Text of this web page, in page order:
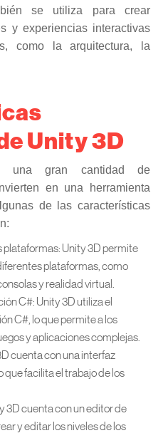
se utiliza para crear
y experiencias interactivas
como la arquitectura, la
Unity 3D
una gran cantidad de
en una herramienta
de las características
Unity 3D permite
plataformas, como
y realidad virtual.
C#: Unity 3D utiliza el
C#, lo que permite a los
y aplicaciones complejas.
cuenta con una interfaz
que facilita el trabajo de los
3D cuenta con un editor de
y editar los niveles de los